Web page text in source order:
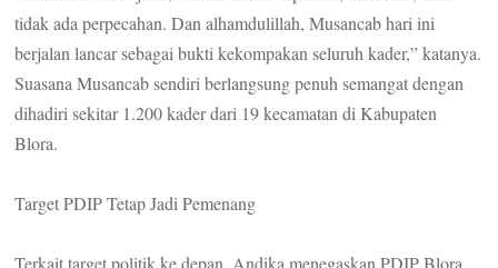
tidak ada perpecahan. Dan alhamdulillah, Musancab hari ini
berjalan lancar sebagai bukti kekompakan seluruh kader,” katanya.
Suasana Musancab sendiri berlangsung penuh semangat dengan
dihadiri sekitar 1.200 kader dari 19 kecamatan di Kabupaten
Blora.
Target PDIP Tetap Jadi Pemenang
Terkait target politik ke depan, Andika menegaskan PDIP Blora